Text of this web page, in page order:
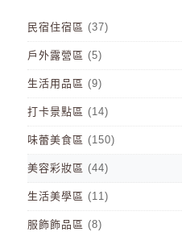
民宿住宿區 (37)
戶外露營區 (5)
生活用品區 (9)
打卡景點區 (14)
味蕾美食區 (150)
美容彩妝區 (44)
生活美學區 (11)
服飾飾品區 (8)